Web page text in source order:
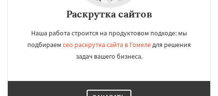
Раскрутка сайтов
Наша работа строится на продуктовом подходе: мы
подбираем сео раскрутка сайта в Гомеледля решения
задач вашего бизнеса.